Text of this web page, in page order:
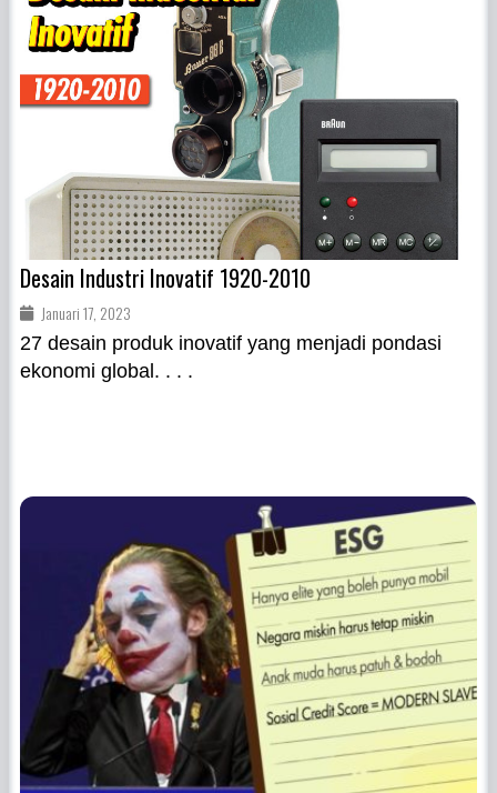
Desain Industri Inovatif 1920-2010
Januari 17, 2023
27 desain produk inovatif yang menjadi pondasi
ekonomi global. . . .